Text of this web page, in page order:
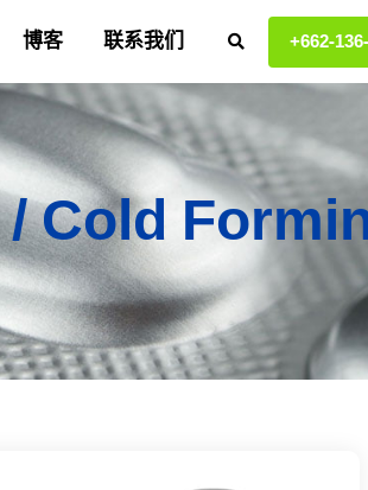
博客 联系我们 +662-
Cold